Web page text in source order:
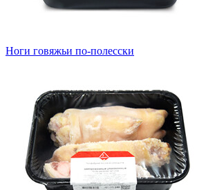
Ноги говяжьи по-полесски